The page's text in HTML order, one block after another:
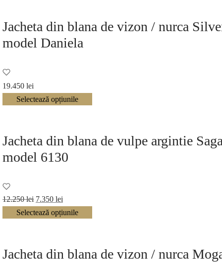
Jacheta din blana de vizon / nurca
model Daniela
19.450 lei
Selectează opțiunile
Jacheta din blana de vulpe argintie
model 6130
12.250lei Prețul
inițial a
7.350 lei
curent
Selectează opțiunile
Jacheta din blana de vizon / nurca